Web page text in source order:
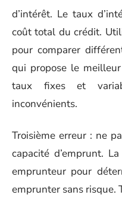
d’intérêt. Le taux
coût total du crédit.
pour comparer
qui propose le
taux fixes et
inconvénients.
Troisième erreur : ne
capacité d’emprunt.
emprunteur pour
emprunter sans risque.